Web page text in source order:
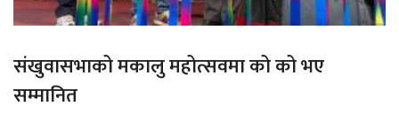
संखुवासभाको मकालु महोत्सवमा को को भए
सम्मानित